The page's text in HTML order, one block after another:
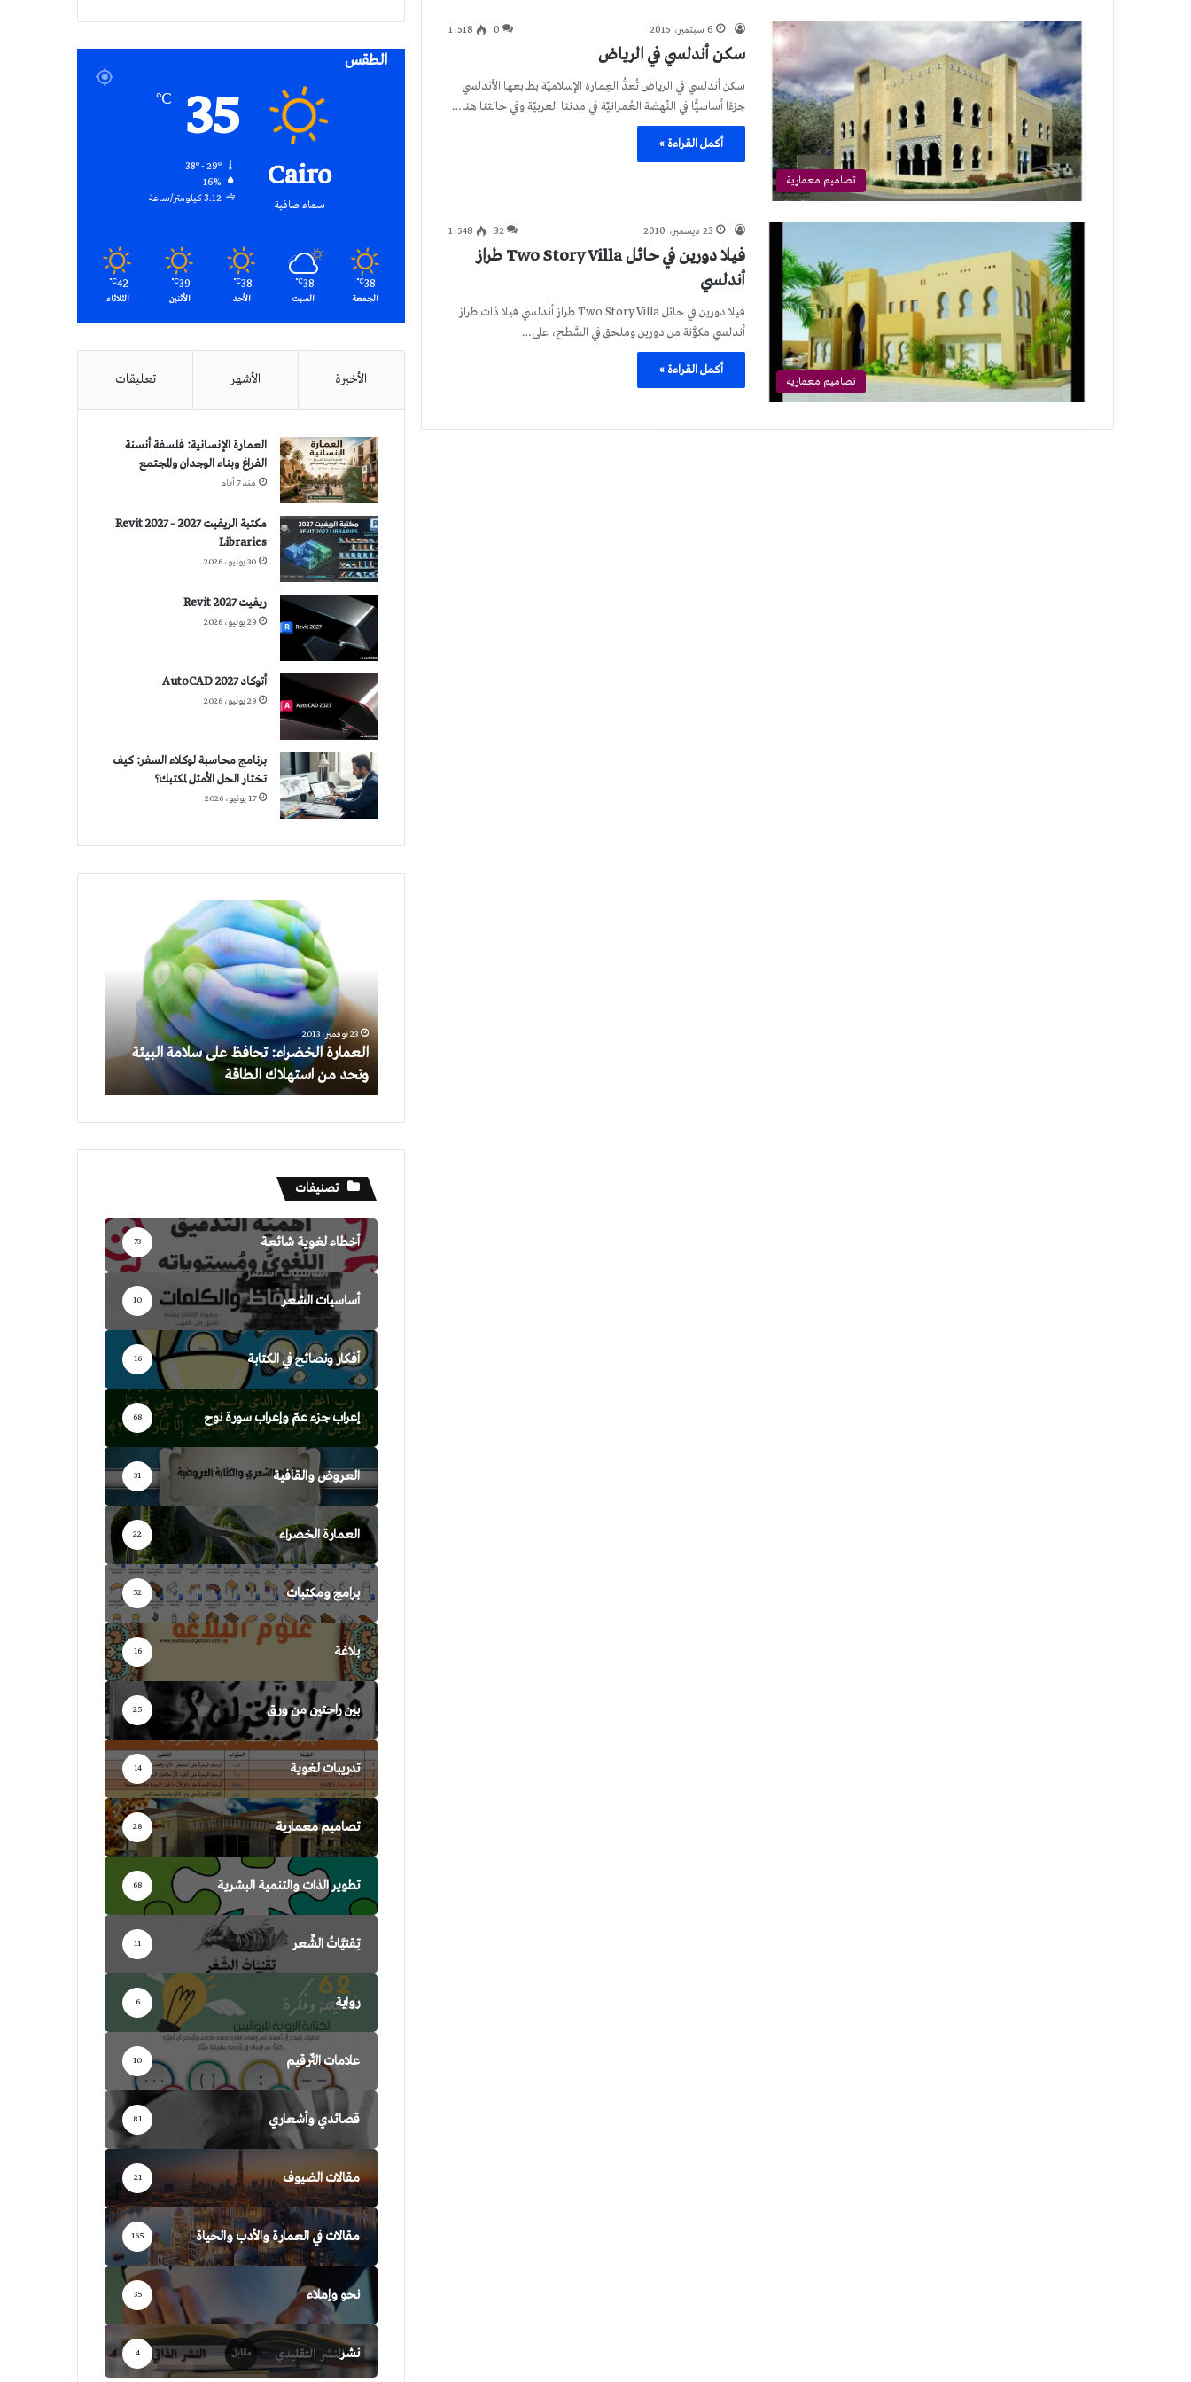
تصاميم معمارية
6 سبتمبر، 2015 0 1٬518
سكن أندلسي في الرياض
سكن أندلسي في الرياض تُعدُّ العِمارة الإسلاميّة بطابعها الأندلسي
جزءًا أساسيًّا في النّهضة العُمرانيّة في مدننا العربيّة وفي حالتنا هنا…
أكمل القراءة »
تصاميم معمارية
23 ديسمبر، 2010 32 1٬548
فيلا دورين في حائل Two Story Villa طراز
أندلسي
فيلا دورين في حائل Two Story Villa طراز أندلسي فيلا ذات طراز
أندلسي مكوَّنة من دورين وملحق في السَّطح، على…
أكمل القراءة »
الطقس
Cairo
سماء صافية
35
℃
16%
3.12 كيلومتر/ساعة
38
℃
الجمعة
38
℃
السبت
38
℃
الأحد
39
℃
الأثنين
42
℃
الثلاثاء
الأخيرة الأشهر تعليقات
العمارة الإنسانية: فلسفة أنسنة
الفراغ وبناء الوجدان والمجتمع
منذ 7 أيام
مكتبة الريفيت 2027 – Revit 2027
Libraries
30 يونيو، 2026
ريفيت 2027 Revit
29 يونيو، 2026
أتوكاد 2027 AutoCAD
29 يونيو، 2026
برنامج محاسبة لوكلاء السفر: كيف
تختار الحل الأمثل لمكتبك؟
17 يونيو، 2026
البيئة
وتحد
من
استهلاك
الطاقة
23 نوفمبر، 2013
العمارة الخضراء: تحافظ على سلامة البيئة
وتحد من استهلاك الطاقة
تصنيفات
أخطاء لغوية شائعة 73
أساسيات الشعر 10
أفكار ونصائح في الكتابة 16
إعراب جزء عمّ وإعراب سورة نوح 68
العروض والقافية 31
العمارة الخضراء 22
برامج ومكتبات 52
بلاغة 16
بين راحتين من ورق 25
تدريبات لغوية 14
تصاميم معمارية 28
تطوير الذات والتنمية البشرية 68
تِقنيَّاتُ الشِّعر 11
رواية 6
علامات التّرقيم 10
قصائدي وأشعاري 81
مقالات الضيوف 21
مقالات في العمارة والأدب والحياة 165
نحو وإملاء 35
نشر 4